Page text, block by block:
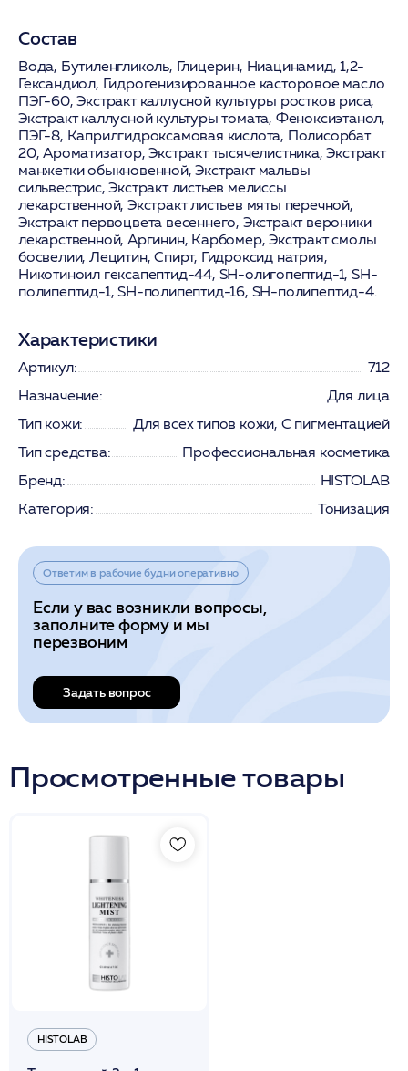
Состав
Вода, Бутиленгликоль, Глицерин, Ниацинамид, 1,2-
Гександиол, Гидрогенизированное касторовое масло
ПЭГ-60, Экстракт каллусной культуры ростков риса,
Экстракт каллусной культуры томата, Феноксиэтанол,
ПЭГ-8, Каприлгидроксамовая кислота, Полисорбат
20, Ароматизатор, Экстракт тысячелистника, Экстракт
манжетки обыкновенной, Экстракт мальвы
сильвестрис, Экстракт листьев мелиссы
лекарственной, Экстракт листьев мяты перечной,
Экстракт первоцвета весеннего, Экстракт вероники
лекарственной, Аргинин, Карбомер, Экстракт смолы
босвелии, Лецитин, Спирт, Гидроксид натрия,
Никотиноил гексапептид-44, SH-олигопептид-1, SH-
полипептид-1, SH-полипептид-16, SH-полипептид-4.
Характеристики
Артикул:
712
Назначение:
Для лица
Тип кожи:
Для всех типов кожи, С пигментацией
Тип средства:
Профессиональная косметика
Бренд:
HISTOLAB
Категория:
Тонизация
Ответим в рабочие будни оперативно
Если у вас возникли вопросы,
заполните форму и мы
перезвоним
Задать вопрос
Просмотренные товары
HISTOLAB